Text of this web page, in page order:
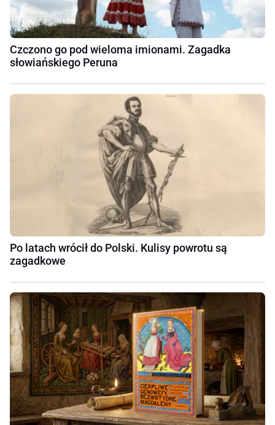
Czczono go pod wieloma imionami. Zagadka
słowiańskiego Peruna
Po latach wrócił do Polski. Kulisy powrotu są
zagadkowe